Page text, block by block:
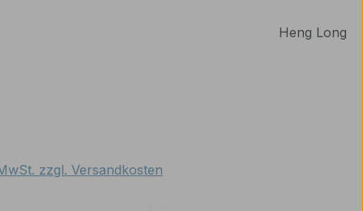
Heng Long
zzgl. Versandkosten